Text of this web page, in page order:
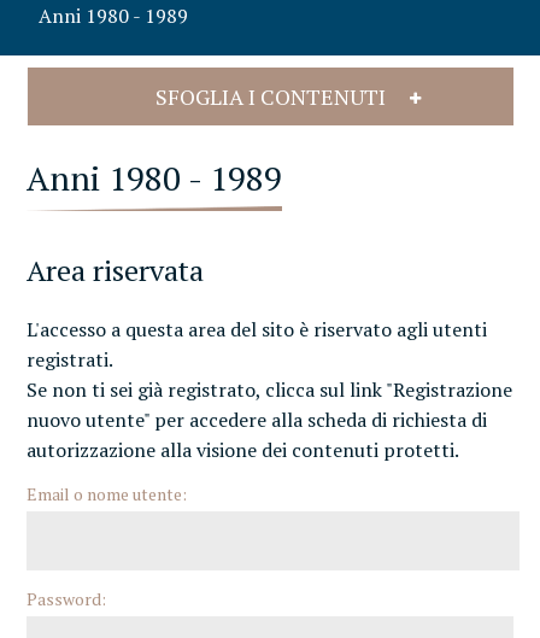
Anni 1980 - 1989
SFOGLIA I CONTENUTI
Anni 1980 - 1989
Area riservata
L'accesso a questa area del sito è riservato agli utenti
registrati.
Se non ti sei già registrato, clicca sul link "Registrazione
nuovo utente" per accedere alla scheda di richiesta di
autorizzazione alla visione dei contenuti protetti.
Email o nome utente:
Password: